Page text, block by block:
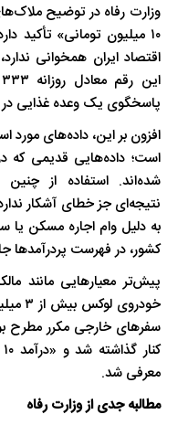
وزارت رفاه در توضیح
۱۰ میلیون تومانی» تأکید
اقتصاد ایران همخوانی
پاسخگوی یک وعده غذایی
است؛ داده‌هایی قدیمی که در
شده‌اند. استفاده از
نتیجه‌ای جز خطای آشکار
به دلیل وام اجاره مسکن
کشور، در فهرست پردرآمدها
سفرهای خارجی مکرر مطرح
معرفی شد.
مطالبه جدی از وزارت رفاه